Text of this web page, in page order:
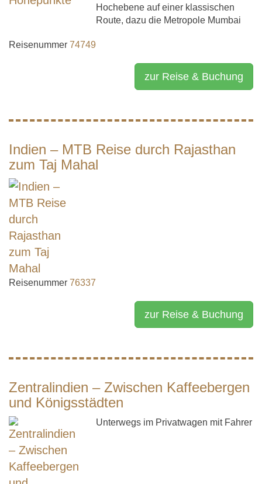
Hochebene auf einer klassischen
Route, dazu die Metropole Mumbai
Reisenummer 74749
zur Reise & Buchung
Indien – MTB Reise durch Rajasthan
zum Taj Mahal
Reisenummer 76337
zur Reise & Buchung
Zentralindien – Zwischen Kaffeebergen
und Königsstädten
Unterwegs im Privatwagen mit Fahrer